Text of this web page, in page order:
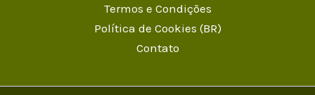
Termos e Condições
Política de Cookies (BR)
Contato